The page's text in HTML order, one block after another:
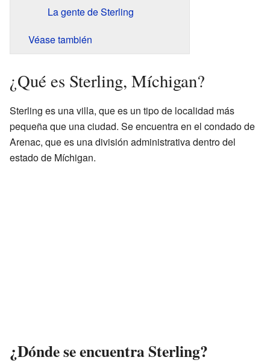
La gente de Sterling
Véase también
¿Qué es Sterling, Míchigan?
Sterling es una villa, que es un tipo de localidad más
pequeña que una ciudad. Se encuentra en el condado de
Arenac, que es una división administrativa dentro del
estado de Míchigan.
¿Dónde se encuentra Sterling?